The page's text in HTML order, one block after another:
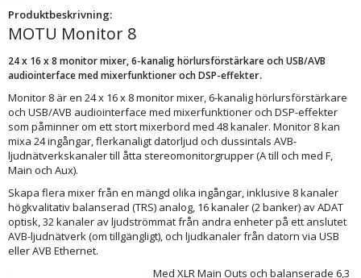
Produktbeskrivning:
MOTU Monitor 8
24 x 16 x 8 monitor mixer, 6-kanalig hörlursförstärkare och USB/AVB
audiointerface med mixerfunktioner och DSP-effekter.
Monitor 8 är en 24 x 16 x 8 monitor mixer, 6-kanalig hörlursförstärkare
och USB/AVB audiointerface med mixerfunktioner och DSP-effekter
som påminner om ett stort mixerbord med 48 kanaler. Monitor 8 kan
mixa 24 ingångar, flerkanaligt datorljud och dussintals AVB-
ljudnätverkskanaler till åtta stereomonitorgrupper (A till och med F,
Main och Aux).
Skapa flera mixer från en mängd olika ingångar, inklusive 8 kanaler
högkvalitativ balanserad (TRS) analog, 16 kanaler (2 banker) av ADAT
optisk, 32 kanaler av ljudströmmat från andra enheter på ett anslutet
AVB-ljudnätverk (om tillgängligt), och ljudkanaler från datorn via USB
eller AVB Ethernet.
Med XLR Main Outs och balanserade 6,3